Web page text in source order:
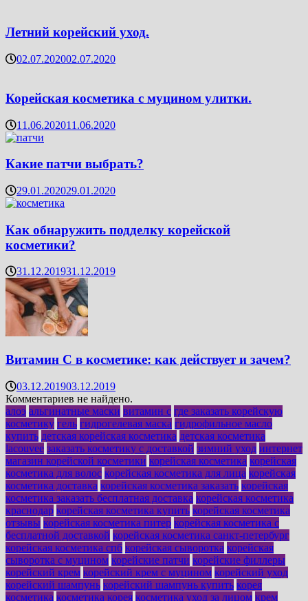
Летний корейский уход.
02.07.202002.07.2020
Корейская косметика с муцином улитки.
11.06.202011.06.2020
Какие патчи выбрать?
29.01.202029.01.2020
Как обнаружить подделку корейской
косметики?
31.12.201931.12.2019
Витамин C в косметике: как действует и зачем?
03.12.201903.12.2019
Комментариев не найдено.
алоэ альгинатные маски витамин с где заказать корейскую
косметику гель гидрогелевая маска гидрофильное масло
купить детская корейская косметика детская косметика
lacouvee заказать косметику с доставкой зимний уход интернет
магазин корейской косметики корейская косметика корейская
косметика для волос корейская косметика для лица корейская
косметика доставка корейская косметика заказать корейская
косметика заказать бесплатная доставка корейская косметика
краснодар корейская косметика купить корейская косметика
отзывы корейская косметика питер корейская косметика с
бесплатной доставкой корейская косметика санкт-петербург
корейская косметика спб корейская сыворотка корейская
сыворотка с муцином корейские патчи корейские филлеры
корейский крем корейский крем с муцином корейский уход
корейский шампунь корейский шампунь купить корея
косметика косметика корея косметика уход за лицом крем